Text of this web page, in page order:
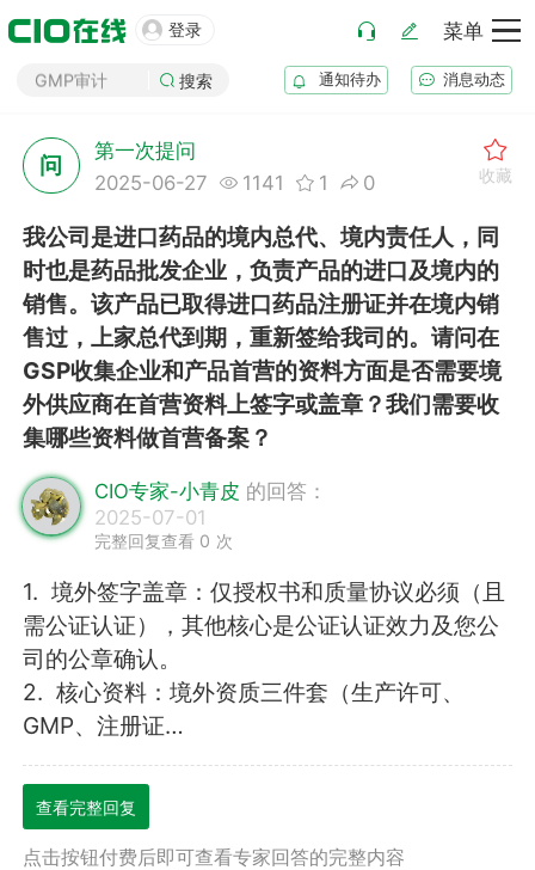
 登录 菜单
药厂筹建
GSP审计
化妆品注册
医疗器械注册
药品注册
药品上市后变更
搜索 通知待办 消息动态
问
第一次提问
2025-06-27
1141 1 0 收藏
我公司是进口药品的境内总代、境内责任人，同
时也是药品批发企业，负责产品的进口及境内的
销售。该产品已取得进口药品注册证并在境内销
售过，上家总代到期，重新签给我司的。请问在
GSP收集企业和产品首营的资料方面是否需要境
外供应商在首营资料上签字或盖章？我们需要收
集哪些资料做首营备案？
CIO专家-小青皮 的回答：
2025-07-01
完整回复查看 0 次
1.  境外签字盖章：仅授权书和质量协议必须（且
需公证认证），其他核心是公证认证效力及您公
司的公章确认。
2.  核心资料：境外资质三件套（生产许可、
GMP、注册证…
查看完整回复
点击按钮付费后即可查看专家回答的完整内容